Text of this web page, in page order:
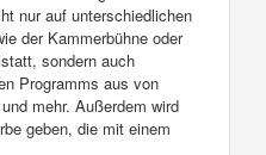
nur auf unterschiedlichen
der Kammerbühne oder
sondern auch
Programms aus von
mehr. Außerdem wird
geben, die mit einem